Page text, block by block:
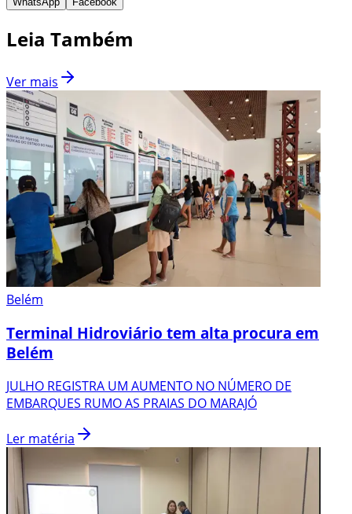
Leia Também
Ver mais
Belém
Terminal Hidroviário tem alta procura em
Belém
JULHO REGISTRA UM AUMENTO NO NÚMERO DE
EMBARQUES RUMO AS PRAIAS DO MARAJÓ
Ler matéria